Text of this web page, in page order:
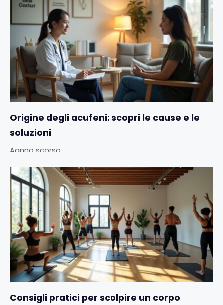
Origine degli acufeni: scopri le cause e le
soluzioni
Aanno scorso
Consigli pratici per scolpire un corpo